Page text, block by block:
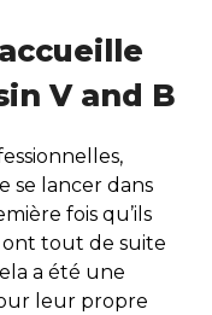
V and B
se lancer dans
fois qu’ils
ont tout de suite
a été une
leur propre